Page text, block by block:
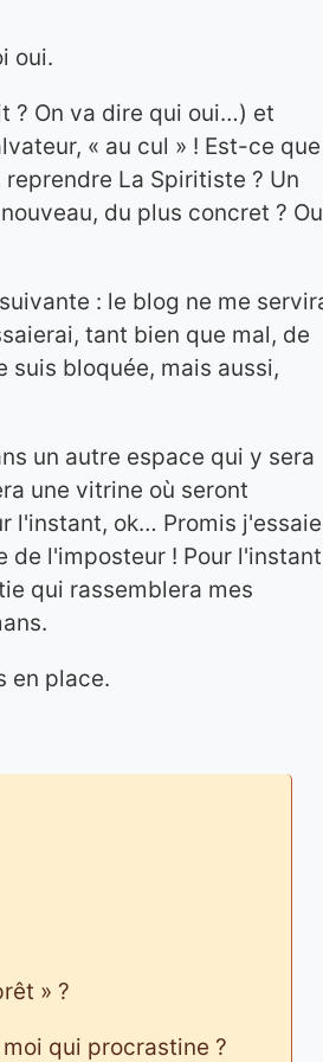
oui.
? On va dire qui oui…) et
« au cul » ! Est-ce que
La Spiritiste ? Un
du plus concret ?
: le blog ne me
tant bien que mal, de
suis bloquée, mais aussi,
un autre espace qui y sera
une vitrine où seront
l'instant, ok… Promis j'essaie
l'imposteur ! Pour l'instant
qui rassemblera mes
en place.
» ?
qui procrastine ?